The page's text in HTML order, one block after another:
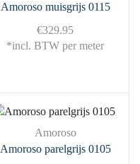
Amoroso muisgrijs 0115
€329.95
*incl. BTW per meter
Amoroso
Amoroso parelgrijs 0105